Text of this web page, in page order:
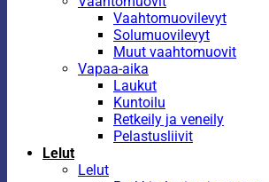
Vaahtomuovilevyt
Solumuovilevyt
Muut vaahtomuovit
Vapaa-aika
Laukut
Kuntoilu
Retkeily ja veneily
Pelastusliivit
Lelut
Lelut